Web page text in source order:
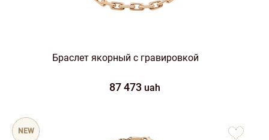
Браслет якорный с гравировкой
87 473 uah
NEW
favorites